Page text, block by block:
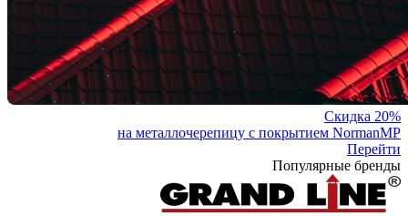
Скидка 20%
на металлочерепицу с покрытием NormanMP
Перейти
Популярные бренды